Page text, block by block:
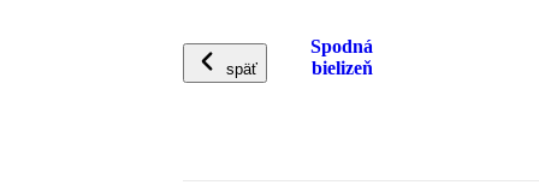
späť
Spodná
bielizeň